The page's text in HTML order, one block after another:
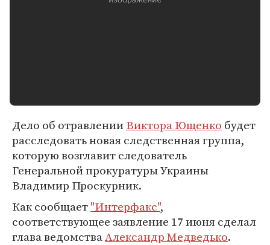
Дело об отравленииВиктора Ющенко будет
расследовать новая следственная группа,
которую возглавит следователь
Генеральной прокуратуры Украины
Владимир Проскурник.
Как сообщает"Интерфакс",
соответствующее заявление 17 июня сделал
глава ведомстваАлександр Медведько.